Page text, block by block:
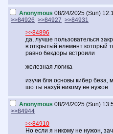
Anonymous 08/24/2025 (Sun)
>>84926 >>84927 >>84931
>>84896
да, лучше пользователься
в открытый елемент который
равно бекдоры встроили
железная логика
изучи бля основы кибер беза,
шо ты нахуй никому не нужон
Anonymous 08/24/2025 (Sun)
>>84944
>>84910
Но если я никому не нужон,